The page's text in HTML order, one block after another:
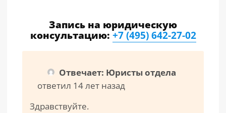
Запись на юридическую
консультацию:+7 (495) 642-27-02
Отвечает: Юристы отдела
ответил 14 лет назад
Здравствуйте.